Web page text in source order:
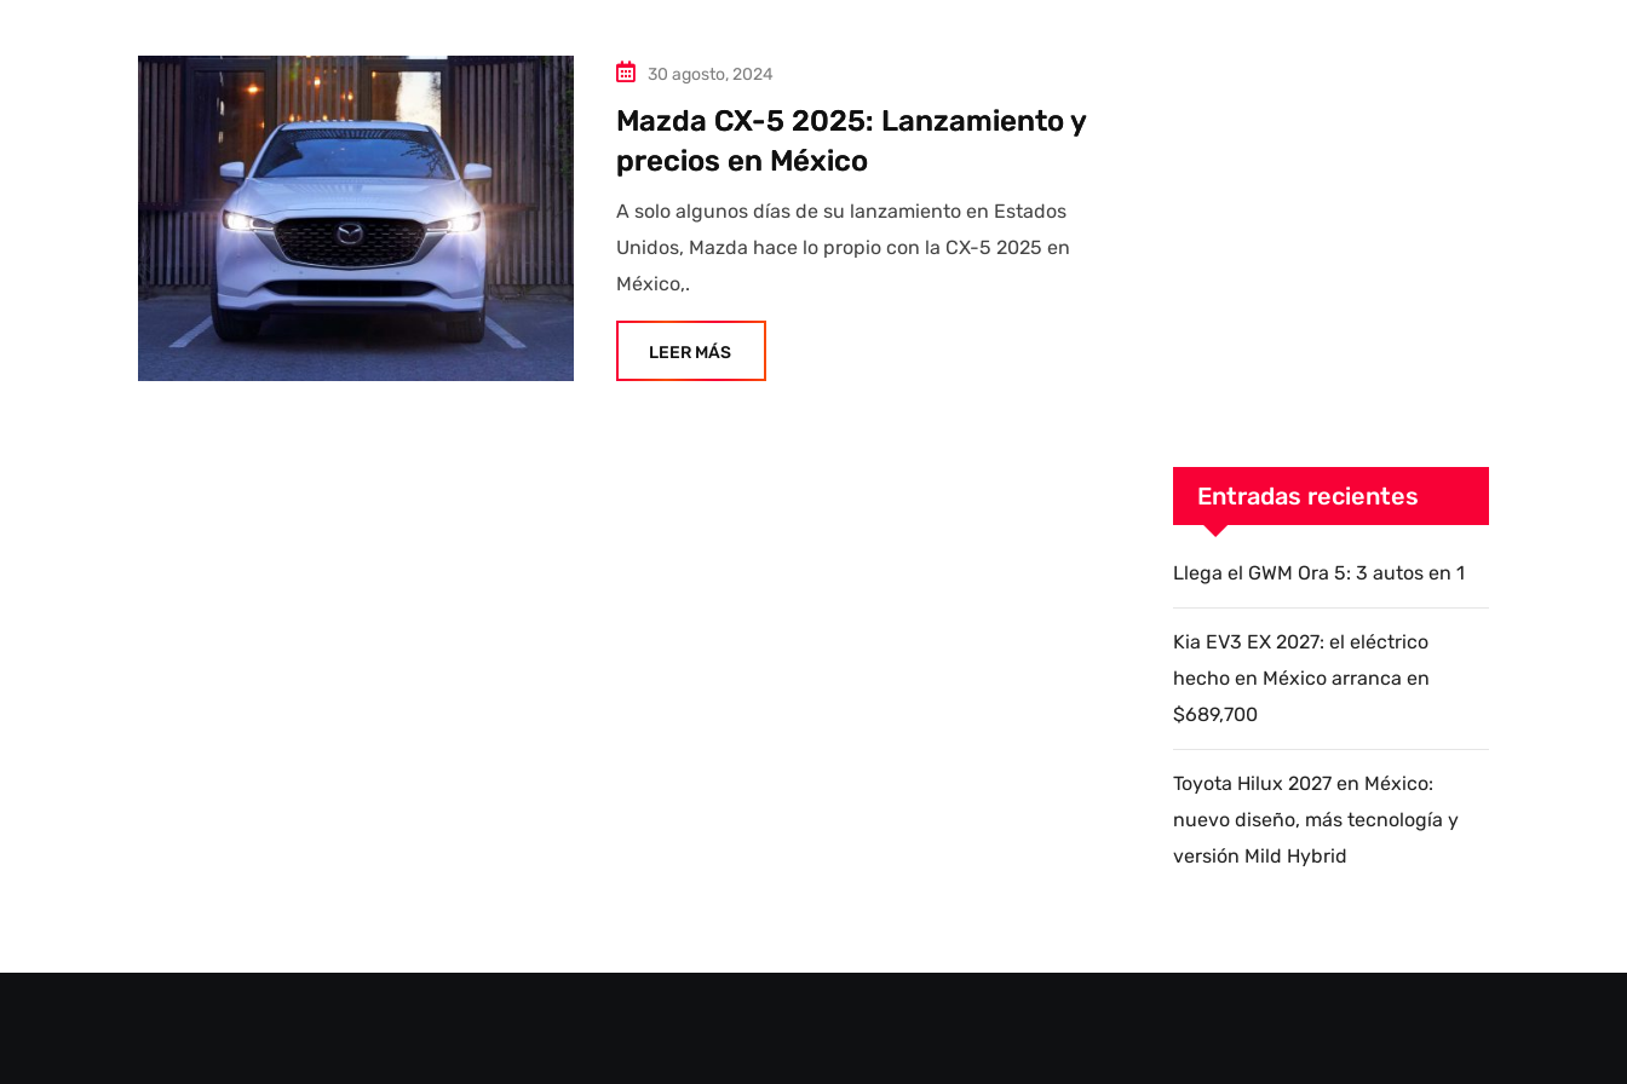
30 agosto, 2024
Mazda CX-5 2025: Lanzamiento y
precios en México
A solo algunos días de su lanzamiento en Estados
Unidos, Mazda hace lo propio con la CX-5 2025 en
México,.
LEER MÁS
Entradas recientes
Llega el GWM Ora 5: 3 autos en 1
Kia EV3 EX 2027: el eléctrico
hecho en México arranca en
$689,700
Toyota Hilux 2027 en México:
nuevo diseño, más tecnología y
versión Mild Hybrid